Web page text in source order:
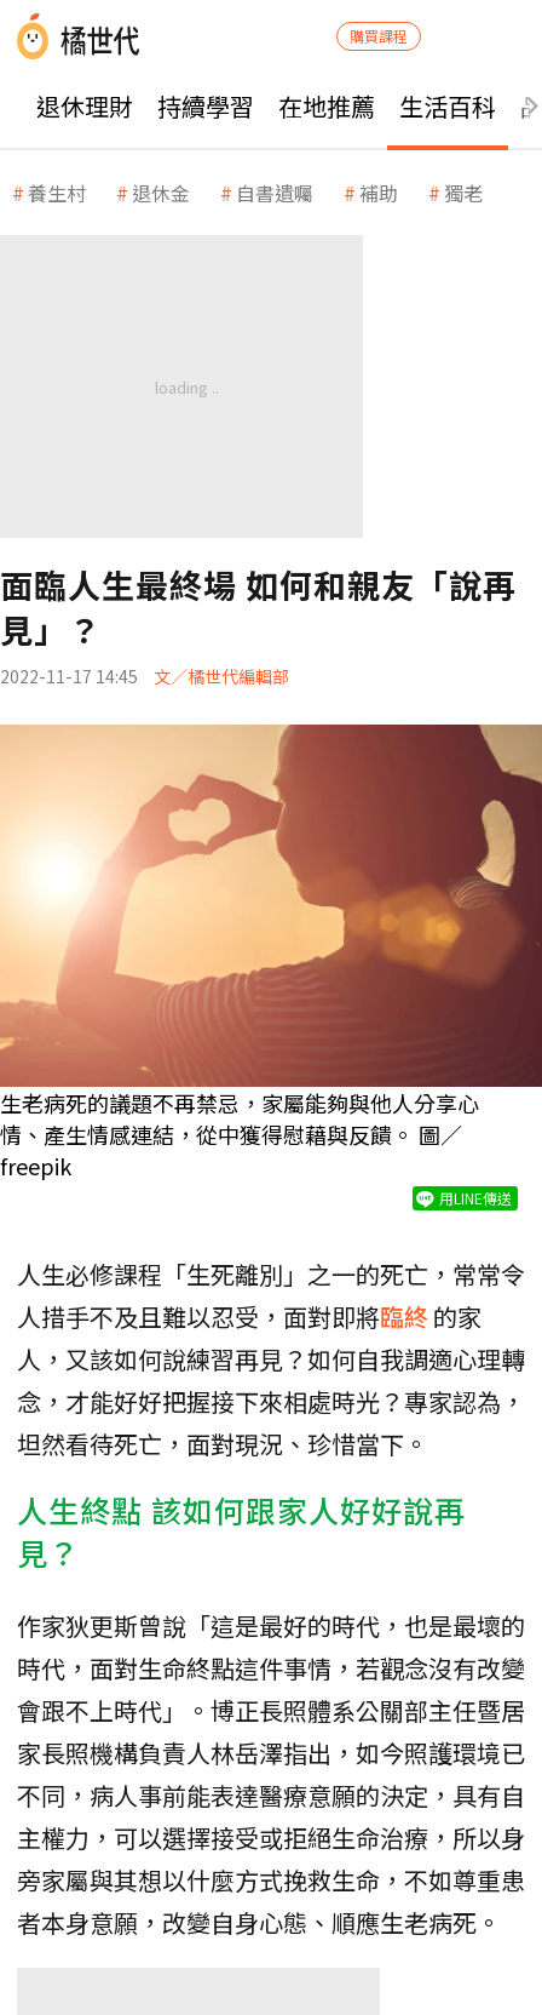
購買課程
退休理財 持續學習 在地推薦 生活百科
養生村 退休金 自書遺囑 補助 獨老
面臨人生最終場 如何和親友「說再
見」？
2022-11-17 14:45 文／橘世代編輯部
生老病死的議題不再禁忌，家屬能夠與他人分享心
情、產生情感連結，從中獲得慰藉與反饋。 圖／
freepik
用LINE傳送
人生必修課程「生死離別」之一的死亡，常常令
人措手不及且難以忍受，面對即將臨終的家
人，又該如何說練習再見？如何自我調適心理轉
念，才能好好把握接下來相處時光？專家認為，
坦然看待死亡，面對現況、珍惜當下。
人生終點 該如何跟家人好好說再
見？
作家狄更斯曾說「這是最好的時代，也是最壞的
時代，面對生命終點這件事情，若觀念沒有改變
會跟不上時代」。博正長照體系公關部主任暨居
家長照機構負責人林岳澤指出，如今照護環境已
不同，病人事前能表達醫療意願的決定，具有自
主權力，可以選擇接受或拒絕生命治療，所以身
旁家屬與其想以什麼方式挽救生命，不如尊重患
者本身意願，改變自身心態、順應生老病死。